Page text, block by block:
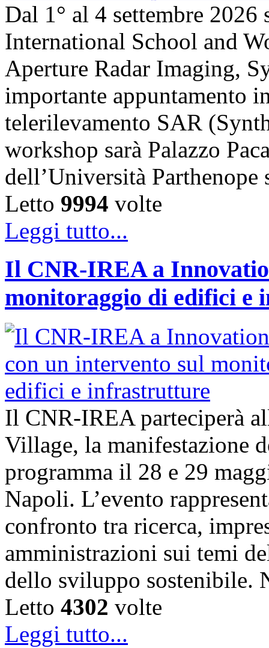
Dal 1° al 4 settembre
International School and
Aperture Radar Imaging,
importante appuntamento
telerilevamento SAR
workshop sarà Palazzo
dell’Università
Letto 9994 volte
Leggi tutto...
Il CNR-IREA a
monitoraggio di edifici e
Il CNR-IREA parteciperà
Village, la manifestazione
programma il 28 e 29
Napoli. L’evento
confronto tra ricerca,
amministrazioni sui temi
dello sviluppo sostenibile.
Letto 4302 volte
Leggi tutto...